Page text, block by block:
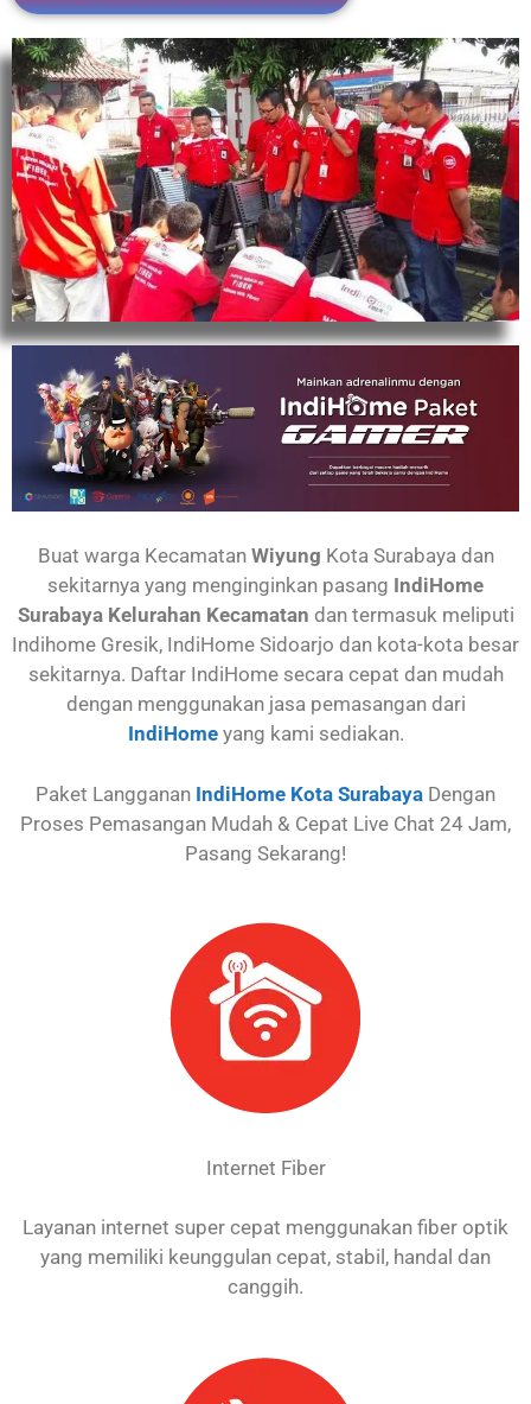
Buat warga Kecamatan Wiyung Kota Surabaya dan
sekitarnya yang menginginkan pasang IndiHome
Surabaya Kelurahan Kecamatan dan termasuk meliputi
Indihome Gresik, IndiHome Sidoarjo dan kota-kota besar
sekitarnya. Daftar IndiHome secara cepat dan mudah
dengan menggunakan jasa pemasangan dari
IndiHome yang kami sediakan.
Paket Langganan IndiHome Kota Surabaya Dengan
Proses Pemasangan Mudah & Cepat Live Chat 24 Jam,
Pasang Sekarang!
Internet Fiber
Layanan internet super cepat menggunakan fiber optik
yang memiliki keunggulan cepat, stabil, handal dan
canggih.